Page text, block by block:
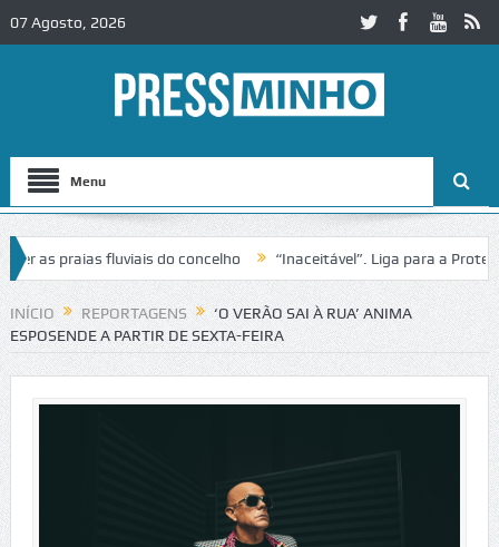
07 Agosto, 2026
Menu
praias fluviais do concelho “Inaceitável”. Liga para a Proteção
INÍCIO REPORTAGENS
‘O VERÃO SAI À RUA’ ANIMA
ESPOSENDE A PARTIR DE SEXTA-FEIRA